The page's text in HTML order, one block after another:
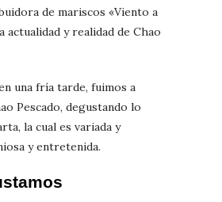
de mariscos «Viento a
actualidad y realidad de Chao
una fría tarde, fuimos a
Pescado, degustando lo
la cual es variada y
y entretenida.